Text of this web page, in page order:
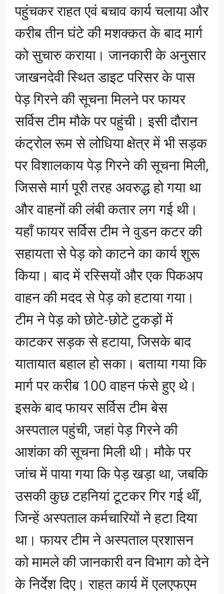
पहुंचकर राहत एवं बचाव कार्य चलाया और
करीब तीन घंटे की मशक्कत के बाद मार्ग
को सुचारु कराया। जानकारी के अनुसार
जाखनदेवी स्थित डाइट परिसर के पास
पेड़ गिरने की सूचना मिलने पर फायर
सर्विस टीम मौके पर पहुंची। इसी दौरान
कंट्रोल रूम से लोधिया क्षेत्र में भी सड़क
पर विशालकाय पेड़ गिरने की सूचना मिली,
जिससे मार्ग पूरी तरह अवरुद्ध हो गया था
और वाहनों की लंबी कतार लग गई थी।
यहाँ फायर सर्विस टीम ने वुडन कटर की
सहायता से पेड़ को काटने का कार्य शुरू
किया। बाद में रस्सियों और एक पिकअप
वाहन की मदद से पेड़ को हटाया गया।
टीम ने पेड़ को छोटे-छोटे टुकड़ों में
काटकर सड़क से हटाया, जिसके बाद
यातायात बहाल हो सका। बताया गया कि
मार्ग पर करीब 100 वाहन फंसे हुए थे।
इसके बाद फायर सर्विस टीम बेस
अस्पताल पहुंची, जहां पेड़ गिरने की
आशंका की सूचना मिली थी। मौके पर
जांच में पाया गया कि पेड़ खड़ा था, जबकि
उसकी कुछ टहनियां टूटकर गिर गई थीं,
जिन्हें अस्पताल कर्मचारियों ने हटा दिया
था। फायर टीम ने अस्पताल प्रशासन
को मामले की जानकारी वन विभाग को देने
के निर्देश दिए। राहत कार्य में एलएफएम